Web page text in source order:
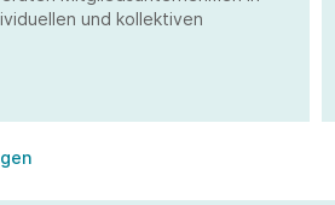
und kollektiven